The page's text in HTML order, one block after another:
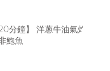
20分鐘】 洋蔥牛油氣炸
鮑魚